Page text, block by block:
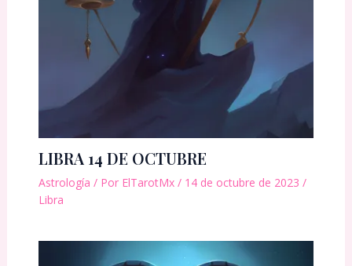
LIBRA 14 DE OCTUBRE
Astrología / Por ElTarotMx / 14 de octubre de 2023 /
Libra